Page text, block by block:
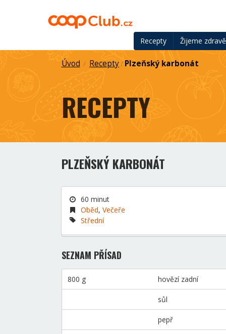
Recepty Žijeme zdravě
Úvod / Recepty/ Plzeňský karbonát
RECEPTY
PLZEŇSKÝ KARBONÁT
60 minut
Oběd,Večeře
Střední
SEZNAM PŘÍSAD
800 g hovězí zadní
sůl
pepř